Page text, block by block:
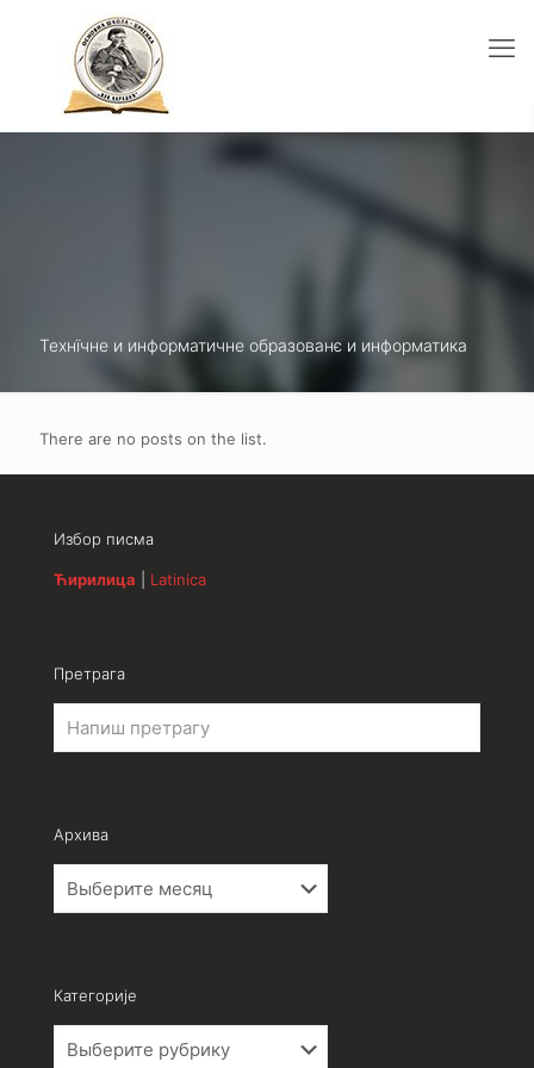
Технїчне и информатичне образованє и информатика
There are no posts on the list.
Избор писма
Ћирилица Latinica
Претрага
Архива
Категорије